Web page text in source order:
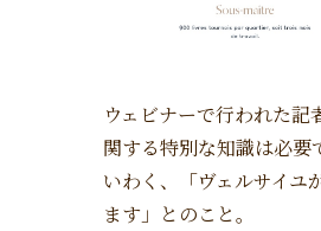
ウェビナーで行われた
関する特別な知識は必
いわく、「ヴェルサイユ
ます」とのこと。